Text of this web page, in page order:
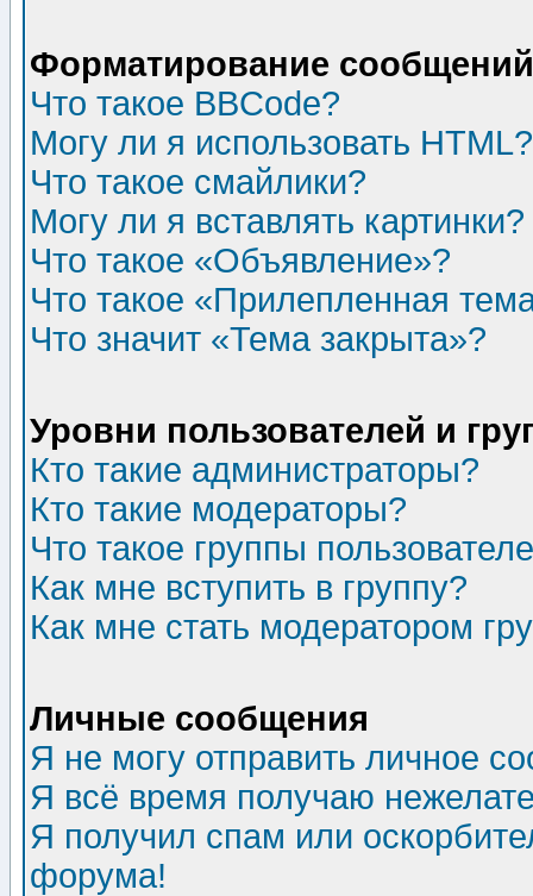
Форматирование
Что такое BBCode?
Могу ли я использовать HTML?
Что такое смайлики?
Могу ли я вставлять картинки?
Что такое «Объявление»?
Что такое «Прилепленная
Что значит «Тема закрыта»?
Уровни пользователей и
Кто такие администраторы?
Кто такие модераторы?
Что такое группы
Как мне вступить в группу?
Как мне стать модератором
Личные сообщения
Я не могу отправить личное
Я всё время получаю
Я получил спам или
форума!